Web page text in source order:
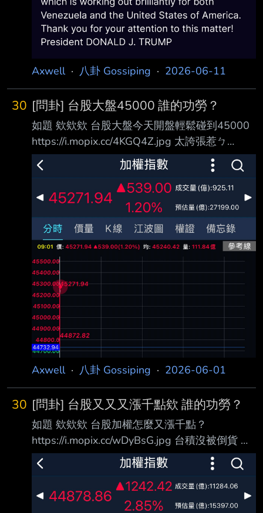
Axwell· 八卦 Gossiping · 2026-06-11
30 [問卦] 台股大盤45000 誰的功勞？
如題 欸欸欸 台股大盤今天開盤輕鬆碰到45000
https://i.mopix.cc/4KGQ4Z.jpg 太誇張惹ㄅ
40000彷彿是一個月以前的事 怎麼就45000了
== 例行性的來問一下 台股這麼快衝到45000點
到底是誰的功勞？ --
Axwell· 八卦 Gossiping · 2026-06-01
30 [問卦] 台股又又又漲千點欸 誰的功勞？
如題 欸欸欸 台股加權怎麼又漲千點？
https://i.mopix.cc/wDyBsG.jpg 台積沒被倒貨 兆
元宴ㄉ公司幾乎都大漲 鴻海甚至漲停 三小？ 例
行性的來問一下 台股一直噴 一直千點招待 到底
是誰的功勞？ 只能是老黃了吧？還有別人嗎？
https://i.mopix.cc/6TZdGe.jpg --